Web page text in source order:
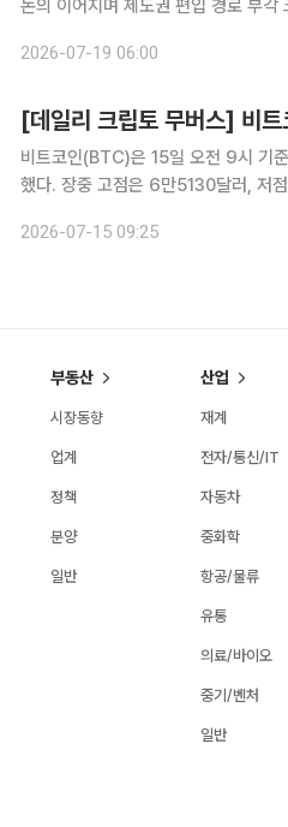
논의 이어지며 제도권 편입 경로 부각 크립토 시장에서 이번 주 가장 눈에 띈 변화는 디지털 자산 중
래소 하이퍼리퀴드가 중국 반도체 기
2026-07-19 06:00
비트코인(BTC)은 15일 오전 9시
했다. 장중 고점은 6만5130달러, 저
2026-07-15 09:25
부동산
시장동향
업계
정책
분양
일반
산업
재계
전자/통신/IT
자동차
중화학
항공/물류
유통
의료/바이오
중기/벤처
일반